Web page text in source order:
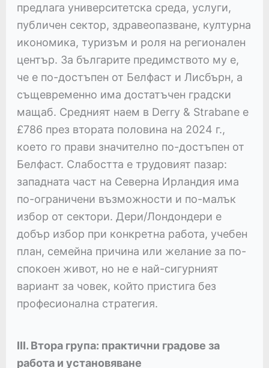
предлага университетска среда, услуги,
публичен сектор, здравеопазване, културна
икономика, туризъм и роля на регионален
център. За българите предимството му е,
че е по-достъпен от Белфаст и Лисбърн, а
същевременно има достатъчен градски
мащаб. Средният наем в Derry & Strabane е
£786 през втората половина на 2024 г.,
което го прави значително по-достъпен от
Белфаст. Слабостта е трудовият пазар:
западната част на Северна Ирландия има
по-ограничени възможности и по-малък
избор от сектори. Дери/Лондондери е
добър избор при конкретна работа, учебен
план, семейна причина или желание за по-
спокоен живот, но не е най-сигурният
вариант за човек, който пристига без
професионална стратегия.
III. Втора група: практични градове за
работа и установяване